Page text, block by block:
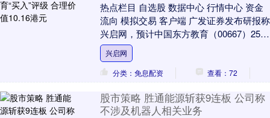
热点栏目 自选股 数据中心 行情中心 资金
流向 模拟交易 客户端 广发证券发布研报称
兴启网，预计中国东方教育（00667）25-
27年经调整净利润8.0/10.....
兴启网
分类：免息配资
查看：72
股市策略 胜通能源斩获9连板 公司称
不涉及机器人相关业务